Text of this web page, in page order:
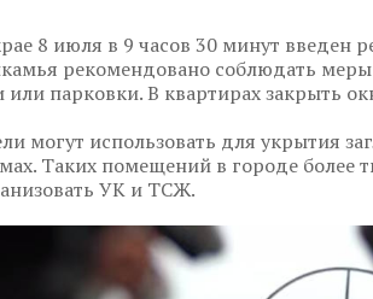
8 июля в 9 часов 30 минут введен
рекомендовано соблюдать меры
парковки. В квартирах закрыть
могут использовать для укрытия
Таких помещений в городе более
УК и ТСЖ.